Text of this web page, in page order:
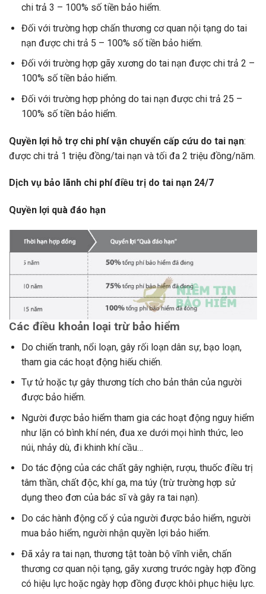
chi trả 3 – 100% số tiền bảo hiểm.
Đối với trường hợp chấn thương cơ quan nội tạng do tai
nạn được chi trả 5 – 100% số tiền bảo hiểm.
Đối với trường hợp gãy xương do tai nạn được chi trả 2 –
100% số tiền bảo hiểm.
Đối với trường hợp phỏng do tai nạn được chi trả 25 –
100% số tiền bảo hiểm.
Quyền lợi hỗ trợ chi phí vận chuyển cấp cứu do tai nạn:
được chi trả 1 triệu đồng/tai nạn và tối đa 2 triệu đồng/năm.
Dịch vụ bảo lãnh chi phí điều trị do tai nạn 24/7
Quyền lợi quà đáo hạn
Các điều khoản loại trừ bảo hiểm
Do chiến tranh, nổi loạn, gây rối loạn dân sự, bạo loạn,
tham gia các hoạt động hiếu chiến.
Tự tử hoặc tự gây thương tích cho bản thân của người
được bảo hiểm.
Người được bảo hiểm tham gia các hoạt động nguy hiểm
như lặn có bình khí nén, đua xe dưới mọi hình thức, leo
núi, nhảy dù, đi khinh khí cầu…
Do tác động của các chất gây nghiện, rượu, thuốc điều trị
tâm thần, chất độc, khí ga, ma túy (trừ trường hợp sử
dụng theo đơn của bác sĩ và gây ra tai nạn).
Do các hành động cố ý của người được bảo hiểm, người
mua bảo hiểm, người nhận quyền lợi bảo hiểm.
Đã xảy ra tai nạn, thương tật toàn bộ vĩnh viễn, chấn
thương cơ quan nội tạng, gãy xương trước ngày hợp đồng
có hiệu lực hoặc ngày hợp đồng được khôi phục hiệu lực.